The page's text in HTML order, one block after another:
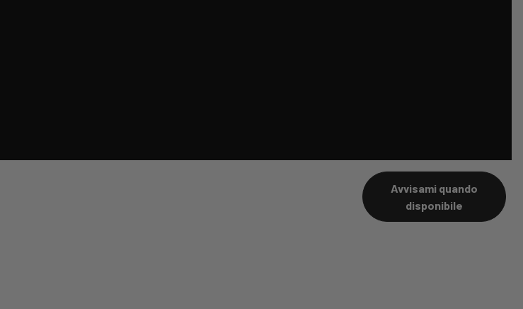
Avvisami quando
disponibile